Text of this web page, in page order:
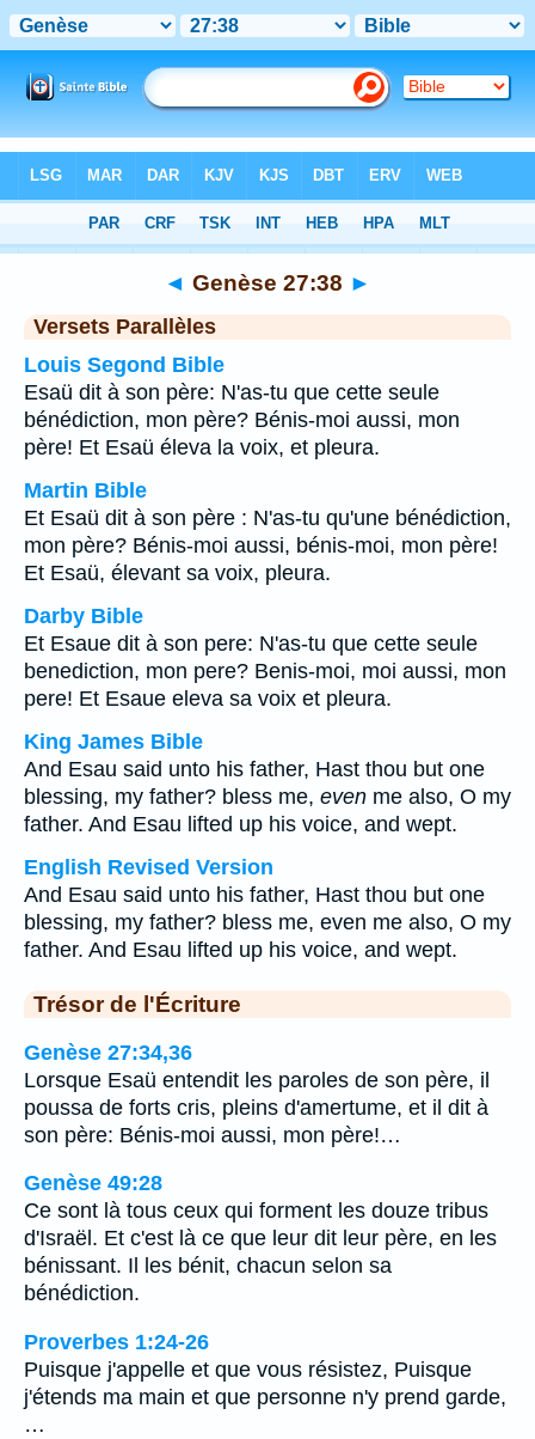
Chapitre 27 > Verset 38
◄ Genèse 27:38 ►
Versets Parallèles
Louis Segond Bible
Esaü dit à son père: N'as-tu que cette seule
bénédiction, mon père? Bénis-moi aussi, mon
père! Et Esaü éleva la voix, et pleura.
Martin Bible
Et Esaü dit à son père : N'as-tu qu'une bénédiction,
mon père? Bénis-moi aussi, bénis-moi, mon père!
Et Esaü, élevant sa voix, pleura.
Darby Bible
Et Esaue dit à son pere: N'as-tu que cette seule
benediction, mon pere? Benis-moi, moi aussi, mon
pere! Et Esaue eleva sa voix et pleura.
King James Bible
And Esau said unto his father, Hast thou but one
blessing, my father? bless me, even me also, O my
father. And Esau lifted up his voice, and wept.
English Revised Version
And Esau said unto his father, Hast thou but one
blessing, my father? bless me, even me also, O my
father. And Esau lifted up his voice, and wept.
Trésor de l'Écriture
Genèse 27:34,36
Lorsque Esaü entendit les paroles de son père, il
poussa de forts cris, pleins d'amertume, et il dit à
son père: Bénis-moi aussi, mon père!…
Genèse 49:28
Ce sont là tous ceux qui forment les douze tribus
d'Israël. Et c'est là ce que leur dit leur père, en les
bénissant. Il les bénit, chacun selon sa
bénédiction.
Proverbes 1:24-26
Puisque j'appelle et que vous résistez, Puisque
j'étends ma main et que personne n'y prend garde,
…